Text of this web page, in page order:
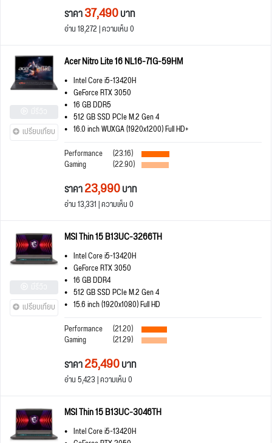
ราคา37,490บาท
อ่าน 18,272 | ความเห็น 0
เปรียบเทียบ
Acer Nitro Lite 16 NL16-71G-59HM
Intel Core i5-13420H
GeForce RTX 3050
16 GB DDR5
512 GB SSD PCIe M.2 Gen 4
16.0 inch WUXGA (1920x1200) Full HD+
Performance
(23.16)
Gaming (22.90)
ราคา23,990บาท
อ่าน 13,331 | ความเห็น 0
เปรียบเทียบ
MSI Thin 15 B13UC-3266TH
Intel Core i5-13420H
GeForce RTX 3050
16 GB DDR4
512 GB SSD PCIe M.2 Gen 4
15.6 inch (1920x1080) Full HD
Performance
(21.20)
Gaming (21.29)
ราคา25,490บาท
อ่าน 5,423 | ความเห็น 0
MSI Thin 15 B13UC-3046TH
Intel Core i5-13420H